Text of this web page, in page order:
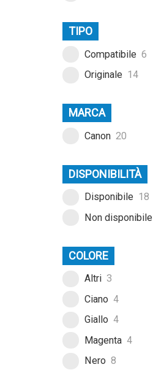
TIPO
Compatibile 6
Originale 14
MARCA
Canon 20
DISPONIBILITÀ
Disponibile 18
Non disponibile
COLORE
Altri 3
Ciano 4
Giallo 4
Magenta 4
Nero 8